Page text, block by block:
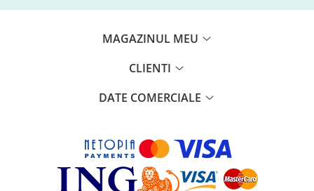
MAGAZINUL MEU
CLIENTI
DATE COMERCIALE